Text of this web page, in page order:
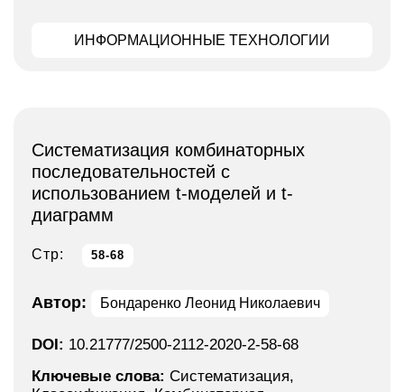
ИНФОРМАЦИОННЫЕ ТЕХНОЛОГИИ
Систематизация комбинаторных
последовательностей с
использованием t-моделей и t-
диаграмм
Стр: 58-68
Автор: Бондаренко Леонид Николаевич
DOI: 10.21777/2500-2112-2020-2-58-68
Ключевые слова: Систематизация,